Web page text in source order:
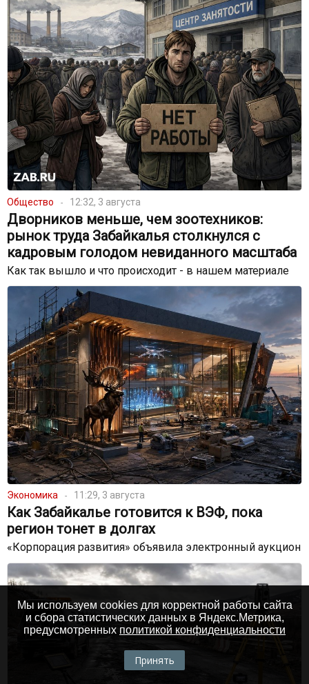
Общество 12:32, 3 августа
Дворников меньше, чем зоотехников:
рынок труда Забайкалья столкнулся с
кадровым голодом невиданного масштаба
Как так вышло и что происходит - в нашем материале
Экономика 11:29, 3 августа
Как Забайкалье готовится к ВЭФ, пока
регион тонет в долгах
«Корпорация развития» объявила электронный аукцион
Мы используем cookies для корректной работы сайта
и сбора статистических данных в Яндекс.Метрика,
предусмотренных политикой конфиденциальности
Принять